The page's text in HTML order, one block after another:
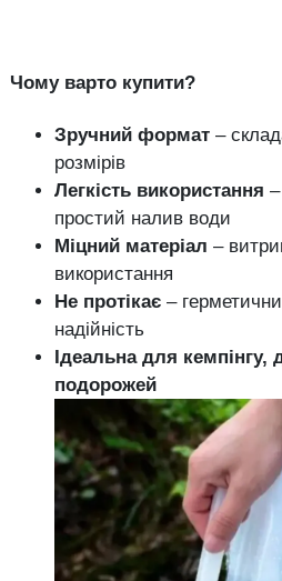
Чому варто купити?
Зручний формат –
розмірів
Легкість використання
простий налив води
Міцний матеріал –
використання
Не протікає –
надійність
Ідеальна для кемпінгу,
подорожей